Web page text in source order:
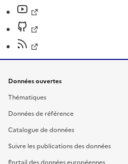
Données ouvertes
Thématiques
Données de référence
Catalogue de données
Suivre les publications des données